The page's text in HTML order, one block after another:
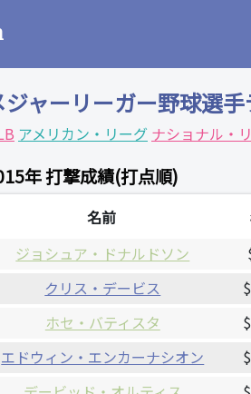
ジャーリーガー野球選手
アメリカン・リーグ ナショナル・
年 打撃成績(打点順)
名前
ジョシュア・ドナルドソン
クリス・デービス
ホセ・バティスタ
エドウィン・エンカーナシオン